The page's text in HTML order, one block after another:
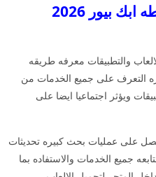
التاثيرات الاجتماعيه بواسطه ابك بيور 2026
والتطبيقات معرفه طريقه
التعرف على جميع الخدمات من
ويؤثر اجتماعيا ايضا على
على عمليات بحث كبيره تحديثات
جميع الخدمات والاستفاده بما